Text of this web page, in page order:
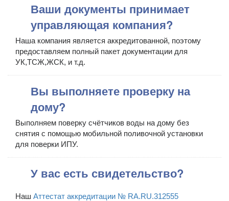
Ваши документы принимает
управляющая компания?
Наша компания является аккредитованной, поэтому
предоставляем полный пакет документации для
УК,ТСЖ,ЖСК, и т.д.
Вы выполняете проверку на
дому?
Выполняем поверку счётчиков воды на дому без
снятия с помощью мобильной поливочной установки
для поверки ИПУ.
У вас есть свидетельство?
Наш Аттестат аккредитации № RA.RU.312555